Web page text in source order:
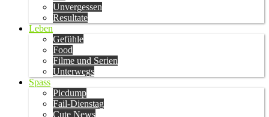
Unvergessen
Resultate
Leben
Gefühle
Food
Filme und Serien
Unterwegs
Spass
Picdump
Fail-Dienstag
Cute News